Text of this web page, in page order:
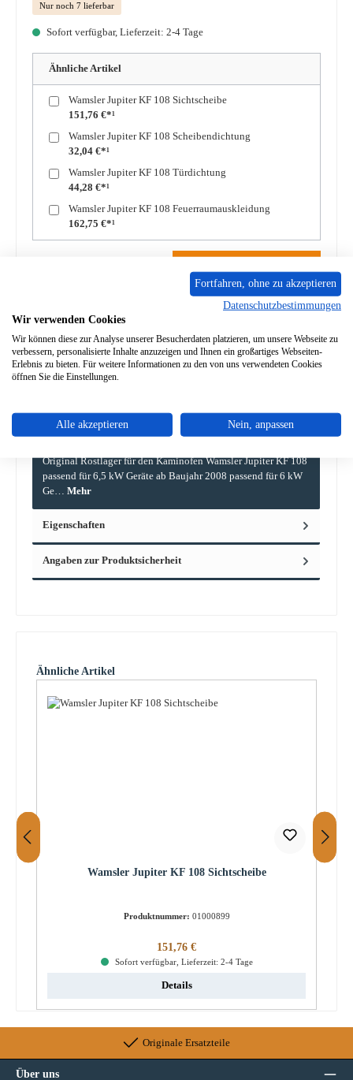
Nur noch 7 lieferbar
Sofort verfügbar, Lieferzeit: 2-4 Tage
Ähnliche Artikel
Wamsler Jupiter KF 108 Sichtscheibe
151,76 €*¹
Wamsler Jupiter KF 108 Scheibendichtung
32,04 €*¹
Wamsler Jupiter KF 108 Türdichtung
44,28 €*¹
Wamsler Jupiter KF 108 Feuerraumauskleidung
162,75 €*¹
Produkt Anzahl: Gib den gewünschten Wert ein oder benutze die Schaltflächen um die
Frage zum Produkt
Beschreibung
Original Rostlager für den Kaminofen Wamsler Jupiter KF 108
passend für 6,5 kW Geräte ab Baujahr 2008 passend für 6 kW
Ge… Mehr
Eigenschaften
Angaben zur Produktsicherheit
Produktgalerie überspringen
Ähnliche Artikel
Wamsler Jupiter KF 108 Sichtscheibe
Produktnummer: 01000899
Regulärer Preis:
151,76 €
Sofort verfügbar, Lieferzeit: 2-4 Tage
Details
Originale Ersatzteile
Über uns
Fortfahren, ohne zu akzeptieren
Datenschutzbestimmungen
Wir verwenden Cookies
Wir können diese zur Analyse unserer Besucherdaten platzieren, um unsere Webseite zu
verbessern, personalisierte Inhalte anzuzeigen und Ihnen ein großartiges Webseiten-
Erlebnis zu bieten. Für weitere Informationen zu den von uns verwendeten Cookies
öffnen Sie die Einstellungen.
Alle akzeptieren Nein, anpassen